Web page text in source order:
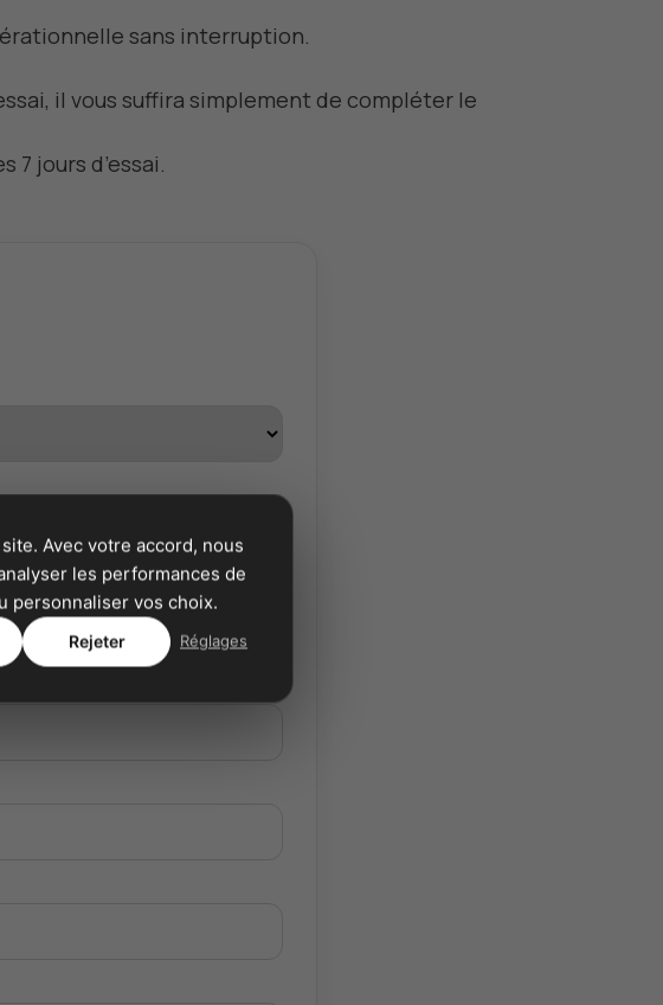
sans interruption.
il vous suffira simplement de compléter le
jours d’essai.
Avec votre accord, nous
les performances de
personnaliser vos choix.
Rejeter Réglages